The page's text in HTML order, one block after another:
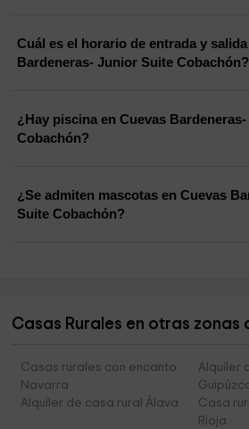
Cuál es el horario de entrada y salida de
Bardeneras- Junior Suite Cobachón?
¿Hay piscina en Cuevas
Cobachón?
¿Se admiten mascotas en Cuevas
Suite Cobachón?
Casas Rurales en otras zonas
Casas rurales con encanto
Navarra
Alquiler
Alquiler de casa rural Álava
Casa
Rioja